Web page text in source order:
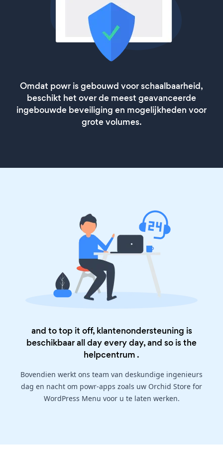
Omdat powr is gebouwd voor schaalbaarheid,
beschikt het over de meest geavanceerde
ingebouwde beveiliging en mogelijkheden voor
grote volumes.
and to top it off, klantenondersteuning is
beschikbaar all day every day, and so is the
helpcentrum .
Bovendien werkt ons team van deskundige ingenieurs
dag en nacht om powr-apps zoals uw Orchid Store for
WordPress Menu voor u te laten werken.